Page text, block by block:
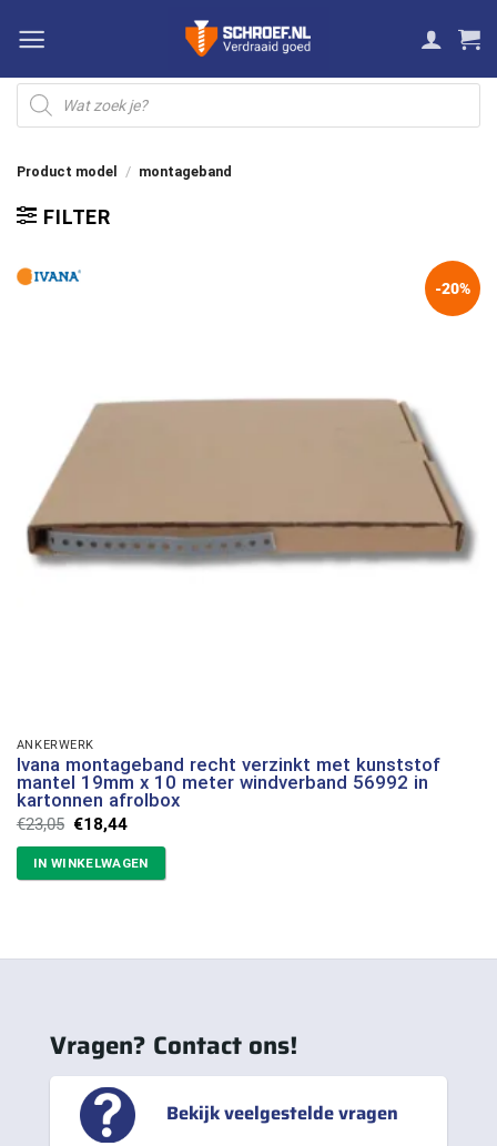
naar
inhoud
Producten
zoeken
Product model / montageband
FILTER
-20%
ANKERWERK
Ivana montageband recht verzinkt met kunststof
mantel 19mm x 10 meter windverband 56992 in
kartonnen afrolbox
€23,05 Oorspronkelijke
prijs
was:
€23,05.
€18,44Huidige
is:
€18,44.
IN WINKELWAGEN
Vragen? Contact ons!
Bekijk veelgestelde vragen